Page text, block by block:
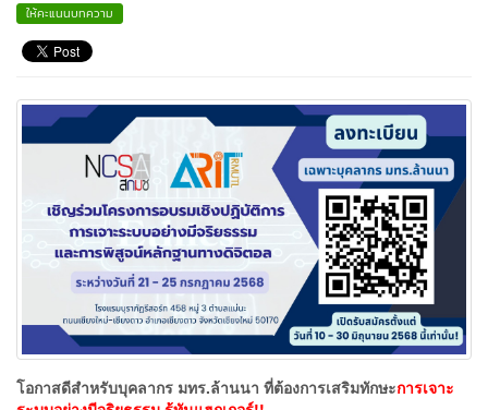
ให้คะแนนบทความ
โอกาสดีสำหรับบุคลากร มทร.ล้านนา ที่ต้องการเสริมทักษะการเจาะ